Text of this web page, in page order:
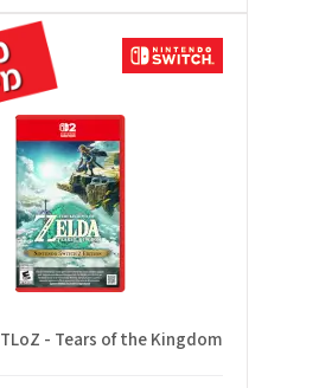
TLoZ - Tears of the Kingdom ל-NS2